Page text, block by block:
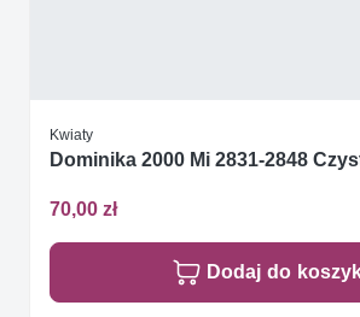
Kwiaty
Dominika 2000 Mi 2831-2848
70,00 zł
Dodaj do